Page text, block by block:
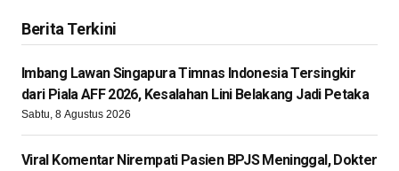
Berita Terkini
Imbang Lawan Singapura Timnas Indonesia Tersingkir
dari Piala AFF 2026, Kesalahan Lini Belakang Jadi Petaka
Sabtu, 8 Agustus 2026
Viral Komentar Nirempati Pasien BPJS Meninggal, Dokter